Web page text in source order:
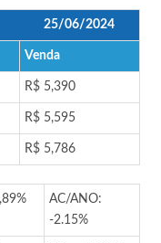
25/06/2024
Venda
R$ 5,390
R$ 5,595
R$ 5,786
AC/ANO:
-2.15%